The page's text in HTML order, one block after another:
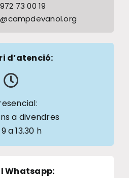
73 00 19
d’atenció:
a divendres
a 13.30 h
Whatsapp: